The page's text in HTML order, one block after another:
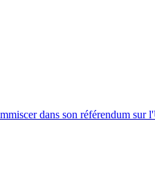
dans son référendum sur